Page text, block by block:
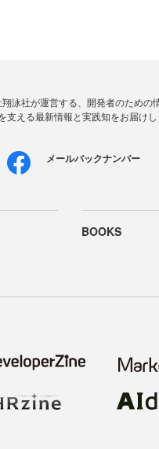
泳社が運営する、開発者のため
える最新情報と実践知をお届けし
メールバックナンバー
BOOKS